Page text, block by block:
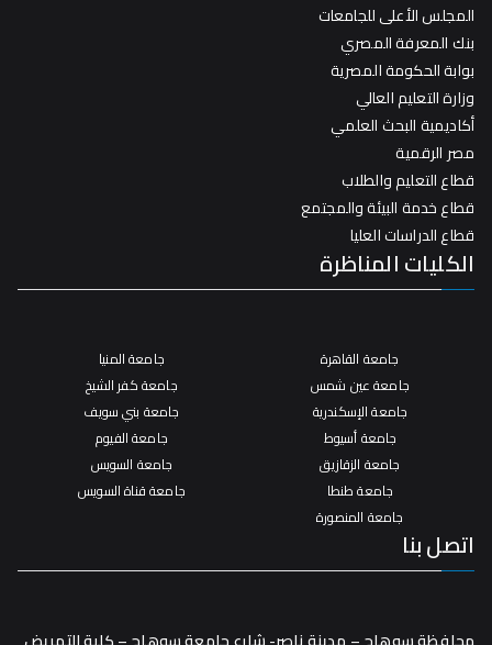
المجلس الأعلى للجامعات
بنك المعرفة المصري
بوابة الحكومة المصرية
وزارة التعليم العالي
أكاديمية البحث العلمي
مصر الرقمية
قطاع التعليم والطلاب
قطاع خدمة البيئة والمجتمع
قطاع الدراسات العليا
الكليات المناظرة
جامعة القاهرة
جامعة عين شمس
جامعة الإسكندرية
جامعة أسيوط
جامعة الزقازيق
جامعة طنطا
جامعة المنصورة
جامعة المنيا
جامعة كفر الشيخ
جامعة بني سويف
جامعة الفيوم
جامعة السويس
جامعة قناة السويس
اتصل بنا